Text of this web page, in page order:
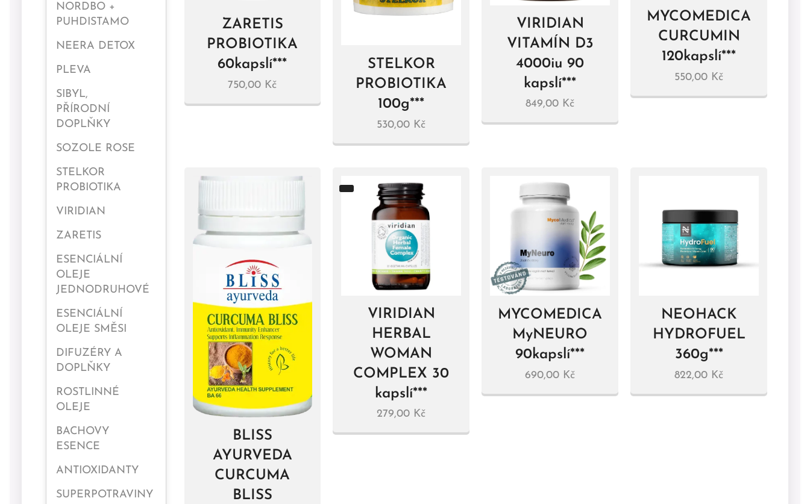
NORDBO +
PUHDISTAMO
NEERA DETOX
PLEVA
SIBYL,
PŘÍRODNÍ
DOPLŇKY
SOZOLE ROSE
STELKOR
PROBIOTIKA
VIRIDIAN
ZARETIS
ESENCIÁLNÍ
OLEJE
JEDNODRUHOVÉ
ESENCIÁLNÍ
OLEJE SMĚSI
DIFUZÉRY A
DOPLŇKY
ROSTLINNÉ
OLEJE
BACHOVY
ESENCE
ANTIOXIDANTY
SUPERPOTRAVINY
ZARETIS
PROBIOTIKA
60kapslí***
750,00 Kč
STELKOR
PROBIOTIKA
100g***
530,00 Kč
VIRIDIAN
VITAMÍN D3
4000iu 90
kapslí***
849,00 Kč
MYCOMEDICA
CURCUMIN
120kapslí***
550,00 Kč
BLISS
AYURVEDA
CURCUMA
BLISS
VIRIDIAN
HERBAL
WOMAN
COMPLEX 30
kapslí***
279,00 Kč
MYCOMEDICA
MyNEURO
90kapslí***
690,00 Kč
NEOHACK
HYDROFUEL
360g***
822,00 Kč